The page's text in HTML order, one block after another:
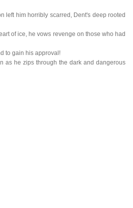
left him horribly scarred, Dent's deep rooted
of ice, he vows revenge on those who had
to gain his approval!
as he zips through the dark and dangerous